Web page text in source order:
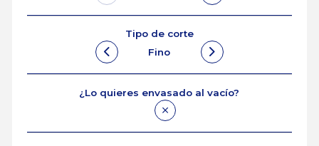
Tipo de corte
Fino
¿Lo quieres envasado al vacío?